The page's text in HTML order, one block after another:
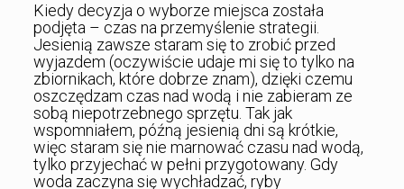
Kiedy decyzja o wyborze miejsca została
podjęta – czas na przemyślenie strategii.
Jesienią zawsze staram się to zrobić przed
wyjazdem (oczywiście udaje mi się to tylko na
zbiornikach, które dobrze znam), dzięki czemu
oszczędzam czas nad wodą i nie zabieram ze
sobą niepotrzebnego sprzętu. Tak jak
wspomniałem, późną jesienią dni są krótkie,
więc staram się nie marnować czasu nad wodą,
tylko przyjechać w pełni przygotowany. Gdy
woda zaczyna się wychładzać, ryby